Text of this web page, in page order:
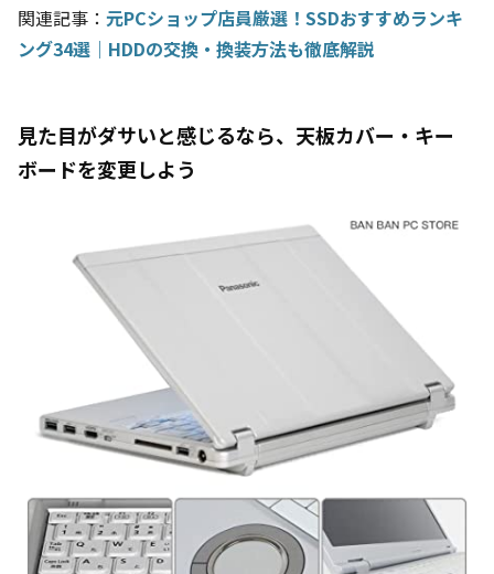
関連記事： 元PCショップ店員厳選！SSDおすすめランキ
ング34選｜HDDの交換・換装方法も徹底解説
見た目がダサいと感じるなら、天板カバー・キー
ボードを変更しよう